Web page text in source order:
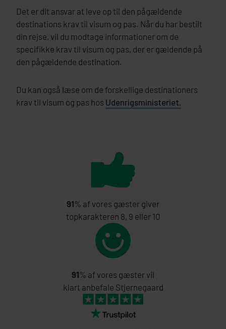
Det er dit ansvar at leve op til den pågældende
destinations krav til visum og pas. Når du har bestilt
din rejse, vil du modtage informationer om de
specifikke krav til visum og pas, der er gældende på
den pågældende destination.
Du kan også læse om de forskellige destinationers
krav til visum og pas hos Udenrigsministeriet.
91% af vores gæster giver
topkarakteren 8, 9 eller 10
91% af vores gæster vil
klart anbefale Stjernegaard